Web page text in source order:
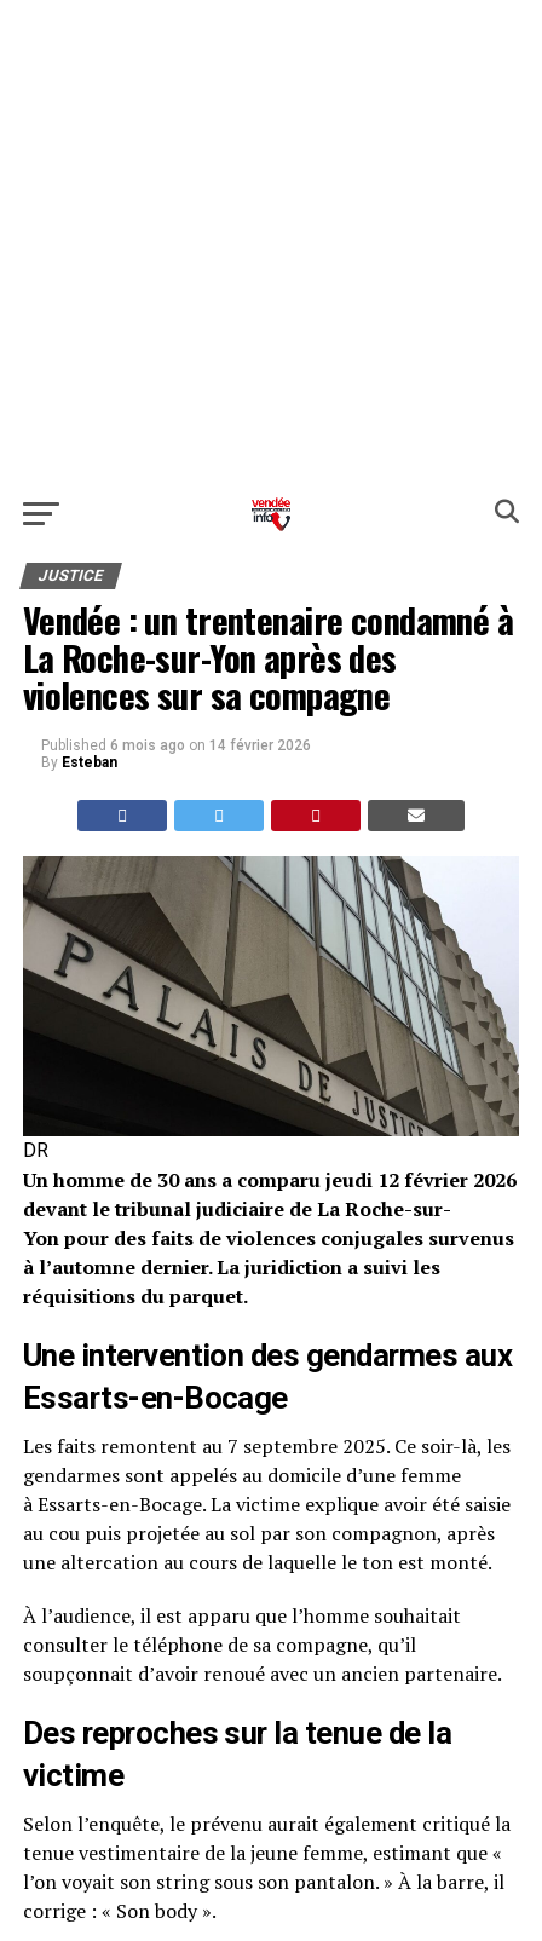
JUSTICE
Vendée : un trentenaire condamné à
La Roche-sur-Yon après des
violences sur sa compagne
Published 6 mois ago on 14 février 2026
By Esteban
DR
Un homme de 30 ans a comparu jeudi 12 février 2026
devant le tribunal judiciaire de La Roche-sur-
Yon pour des faits de violences conjugales survenus
à l’automne dernier. La juridiction a suivi les
réquisitions du parquet.
Une intervention des gendarmes aux
Essarts-en-Bocage
Les faits remontent au 7 septembre 2025. Ce soir-là, les
gendarmes sont appelés au domicile d’une femme
à Essarts-en-Bocage. La victime explique avoir été saisie
au cou puis projetée au sol par son compagnon, après
une altercation au cours de laquelle le ton est monté.
À l’audience, il est apparu que l’homme souhaitait
consulter le téléphone de sa compagne, qu’il
soupçonnait d’avoir renoué avec un ancien partenaire.
Des reproches sur la tenue de la
victime
Selon l’enquête, le prévenu aurait également critiqué la
tenue vestimentaire de la jeune femme, estimant que «
l’on voyait son string sous son pantalon. » À la barre, il
corrige : « Son body ».